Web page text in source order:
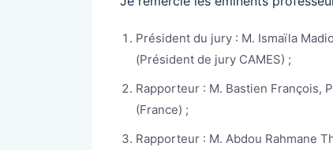
Président du jury : M. Ismaïla
(Président de jury CAMES) ;
Rapporteur : M. Bastien François,
(France) ;
Rapporteur : M. Abdou Rahmane